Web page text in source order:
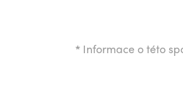
* Informace o této